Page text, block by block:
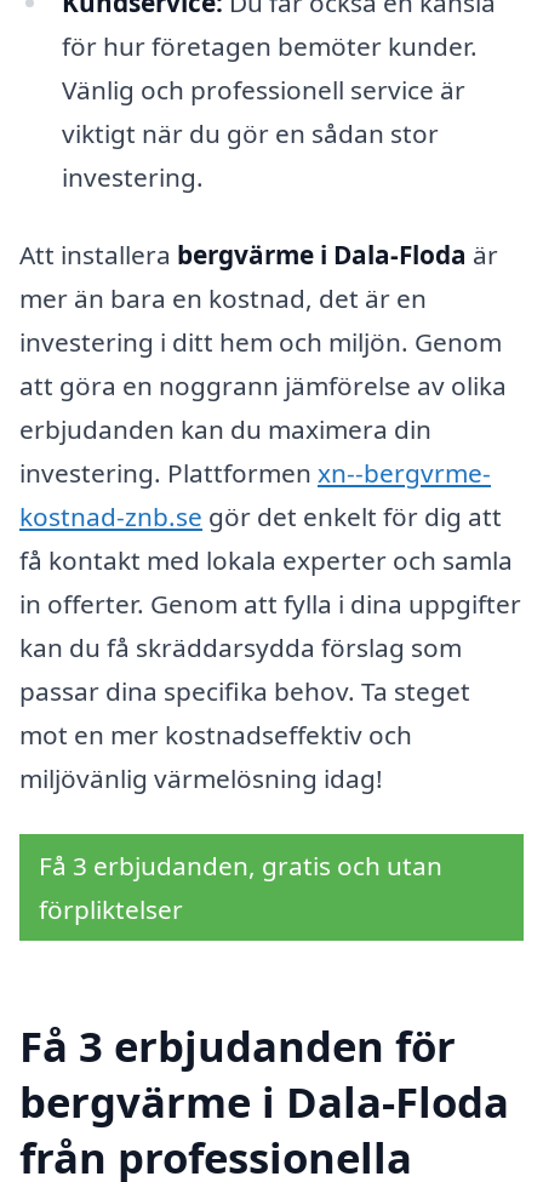
för hur företagen bemöter kunder.
Vänlig och professionell service är
viktigt när du gör en sådan stor
investering.
Att installera bergvärme i Dala-Floda är
mer än bara en kostnad, det är en
investering i ditt hem och miljön. Genom
att göra en noggrann jämförelse av olika
erbjudanden kan du maximera din
investering. Plattformen xn--bergvrme-
kostnad-znb.se gör det enkelt för dig att
få kontakt med lokala experter och samla
in offerter. Genom att fylla i dina uppgifter
kan du få skräddarsydda förslag som
passar dina specifika behov. Ta steget
mot en mer kostnadseffektiv och
miljövänlig värmelösning idag!
Få 3 erbjudanden, gratis och utan
förpliktelser
Få 3 erbjudanden för
bergvärme i Dala-Floda
från professionella